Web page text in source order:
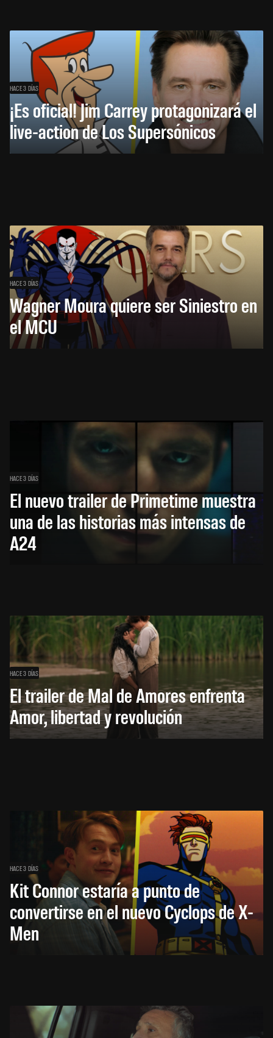
HACE 3 DÍAS
¡Es oficial! Jim Carrey protagonizará el
live-action de Los Supersónicos
HACE 3 DÍAS
Wagner Moura quiere ser Siniestro en
el MCU
HACE 3 DÍAS
El nuevo trailer de Primetime muestra
una de las historias más intensas de
A24
HACE 3 DÍAS
El trailer de Mal de Amores enfrenta
Amor, libertad y revolución
HACE 3 DÍAS
Kit Connor estaría a punto de
convertirse en el nuevo Cyclops de X-
Men